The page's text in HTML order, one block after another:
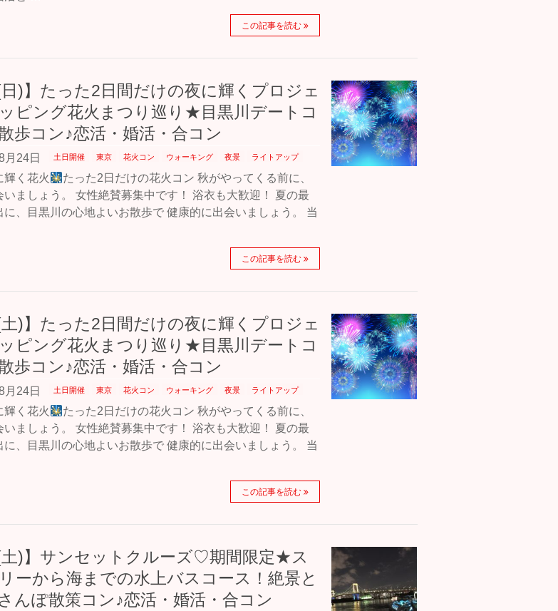
この記事を読む
日)】たった2日間だけの夜に輝くプロジェ
ピング花火まつり巡り★目黒川デートコ
歩コン♪恋活・婚活・合コン
月24日 土日開催 東京 花火コン ウォーキング 夜景 ライトアップ
輝く花火
たった2日だけの花火コン 秋がやってくる前に、
いましょう。 女性絶賛募集中です！ 浴衣も大歓迎！ 夏の最
に、目黒川の心地よいお散歩で 健康的に出会いましょう。 当
この記事を読む
土)】たった2日間だけの夜に輝くプロジェ
ピング花火まつり巡り★目黒川デートコ
歩コン♪恋活・婚活・合コン
月24日 土日開催 東京 花火コン ウォーキング 夜景 ライトアップ
輝く花火
たった2日だけの花火コン 秋がやってくる前に、
いましょう。 女性絶賛募集中です！ 浴衣も大歓迎！ 夏の最
に、目黒川の心地よいお散歩で 健康的に出会いましょう。 当
この記事を読む
土)】サンセットクルーズ♡期間限定★ス
ーから海までの水上バスコース！絶景と
んぽ散策コン♪恋活・婚活・合コン